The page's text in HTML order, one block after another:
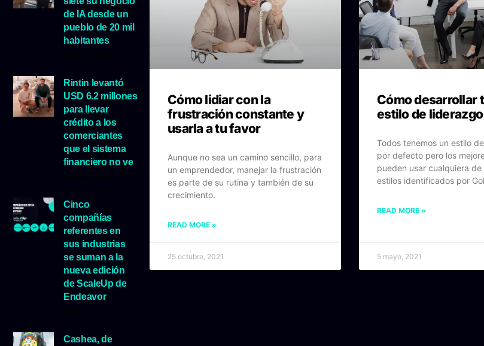
de IA desde un
pueblo de 20 mil
habitantes
Rintin levantó
USD 6.2 millones
para llevar
crédito a los
comerciantes
que el sistema
financiero no ve
Cinco
compañías
referentes en
sus industrias
se suman a la
nueva edición
de ScaleUp de
Endeavor
Cashea, de
Cómo lidiar con la
frustración constante y
usarla a tu favor
Aunque no sea un camino sencillo, para
un emprendedor, manejar la frustración
es parte de su rutina y también de su
crecimiento.
READ MORE »
25 octubre, 2021
Cómo desarrollar
estilo de liderazgo
Todos tenemos un estilo
por defecto pero los
pueden usar cualquiera de
estilos identificados por
READ MORE »
5 mayo, 2021